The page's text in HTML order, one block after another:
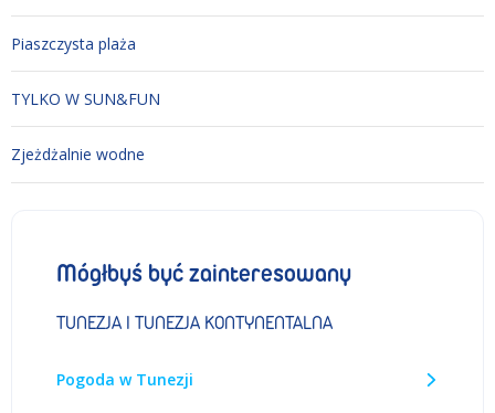
Piaszczysta plaża
TYLKO W SUN&FUN
Zjeżdżalnie wodne
Mógłbyś być zainteresowany
TUNEZJA I TUNEZJA KONTYNENTALNA
Pogoda w Tunezji